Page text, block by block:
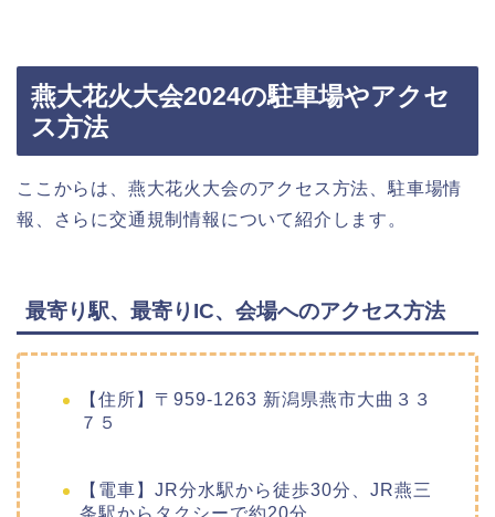
燕大花火大会2024の駐車場やアクセ
ス方法
ここからは、燕大花火大会のアクセス方法、駐車場情
報、さらに交通規制情報について紹介します。
最寄り駅、最寄りIC、会場へのアクセス方法
【住所】〒959-1263 新潟県燕市大曲３３
７５
【電車】JR分水駅から徒歩30分、JR燕三
条駅からタクシーで約20分